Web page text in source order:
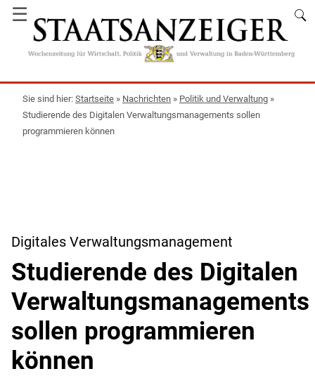
☰
Startseite » Nachrichten » Politik und Verwaltung »
Studierende des Digitalen Verwaltungsmanagements sollen
programmieren können
Digitales Verwaltungsmanagement
Studierende des Digitalen
Verwaltungsmanagements
sollen programmieren
können